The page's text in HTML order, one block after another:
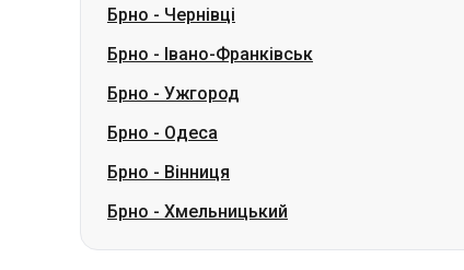
Брно - Чернівці
Брно - Івано-Франківськ
Брно - Ужгород
Брно - Одеса
Брно - Вінниця
Брно - Хмельницький